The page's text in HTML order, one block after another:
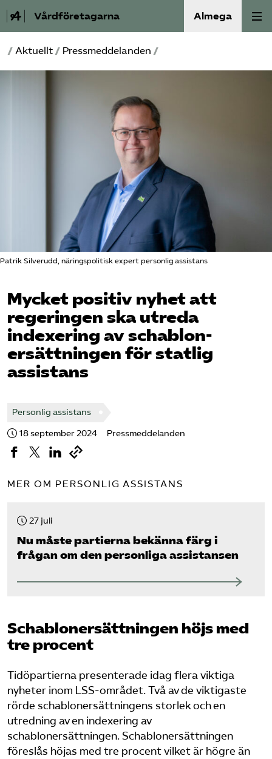
Vårdföretagarna Almega
Välfärdskriminalitet
Kontakt
Mina sidor
Privat Vårdfakta
Sök på vardforetagarna.se
Press
/ Aktuellt / Pressmeddelanden /
Patrik Silverudd, näringspolitisk expert personlig assistans
Mycket positiv nyhet att
regeringen ska utreda
indexering av schablon­
ersättningen för statlig
assistans
Personlig assistans
18 september 2024 Pressmeddelanden
MER OM PERSONLIG ASSISTANS
27 juli
Nu måste partierna bekänna färg i
frågan om den personliga assistansen
Schablonersättningen höjs med
tre procent
Tidöpartierna presenterade idag flera viktiga
nyheter inom LSS-området. Två av de viktigaste
rörde schablonersättningens storlek och en
utredning av en indexering av
schablonersättningen. Schablonersättningen
föreslås höjas med tre procent vilket är högre än